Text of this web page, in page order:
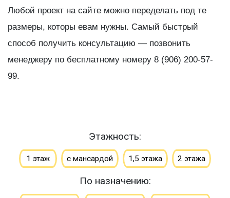
Любой проект на сайте можно переделать под те
размеры, которы евам нужны. Самый быстрый
способ получить консультацию — позвонить
менеджеру по бесплатному номеру 8 (906) 200-57-
99.
Этажность:
1 этаж с мансардой 1,5 этажа 2 этажа
По назначению: